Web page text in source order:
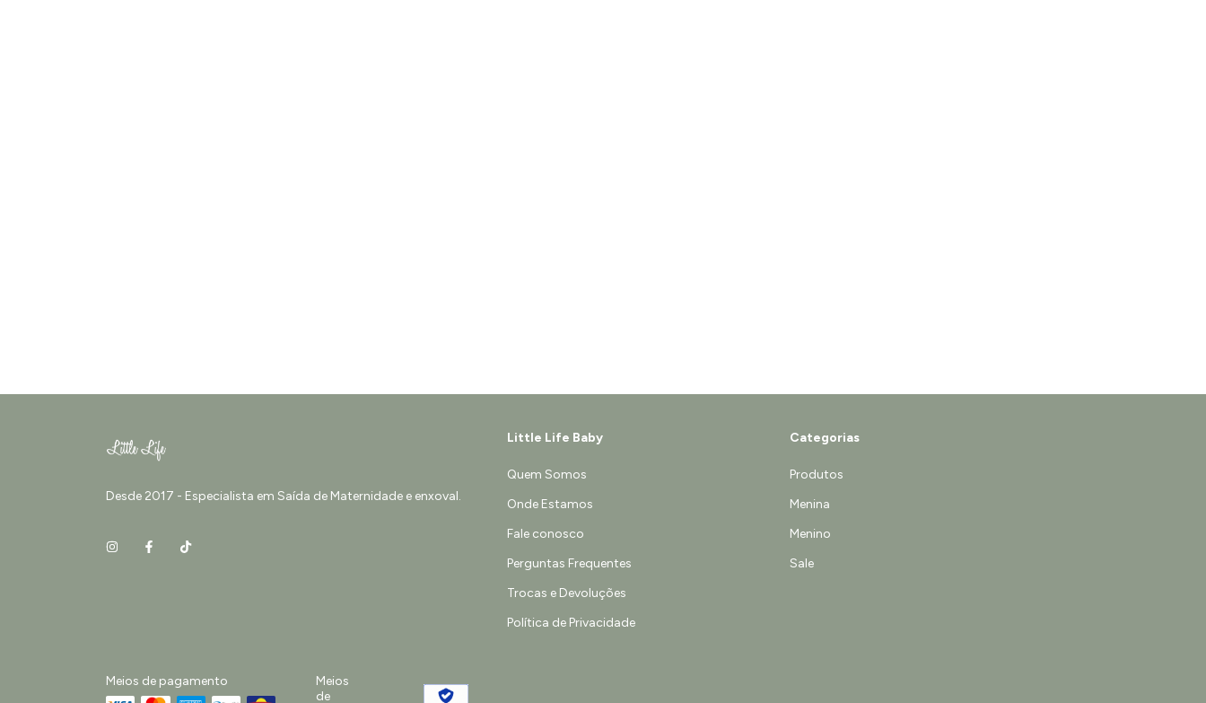
Desde 2017 - Especialista em Saída de Maternidade e enxoval.
Little Life Baby
Quem Somos
Onde Estamos
Fale conosco
Perguntas Frequentes
Trocas e Devoluções
Política de Privacidade
Categorias
Produtos
Menina
Menino
Sale
Meios de pagamento
Meios
de